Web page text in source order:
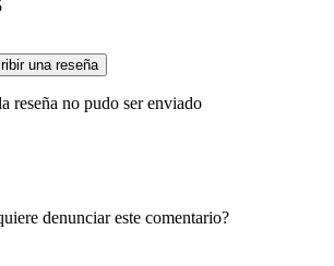
una reseña
reseña no pudo ser enviado
denunciar este comentario?